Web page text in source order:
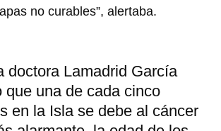
no curables”, alertaba.
doctora Lamadrid García
que una de cada cinco
en la Isla se debe al cáncer